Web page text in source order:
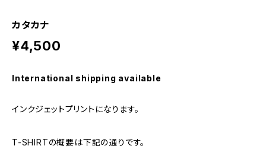
カタカナ
¥4,500
International shipping available
インクジェットプリントになります。
T-SHIRTの概要は下記の通りです。